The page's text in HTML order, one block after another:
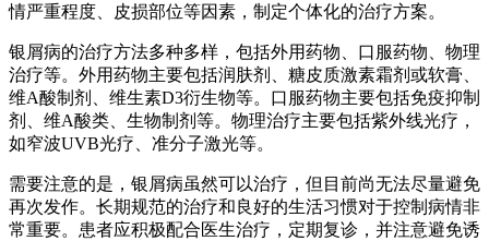
情严重程度、皮损部位等因素，制定个体化的治疗方案。
银屑病的治疗方法多种多样，包括外用药物、口服药物、物理
治疗等。外用药物主要包括润肤剂、糖皮质激素霜剂或软膏、
维A酸制剂、维生素D3衍生物等。口服药物主要包括免疫抑制
剂、维A酸类、生物制剂等。物理治疗主要包括紫外线光疗，
如窄波UVB光疗、准分子激光等。
需要注意的是，银屑病虽然可以治疗，但目前尚无法尽量避免
再次发作。长期规范的治疗和良好的生活习惯对于控制病情非
常重要。患者应积极配合医生治疗，定期复诊，并注意避免诱